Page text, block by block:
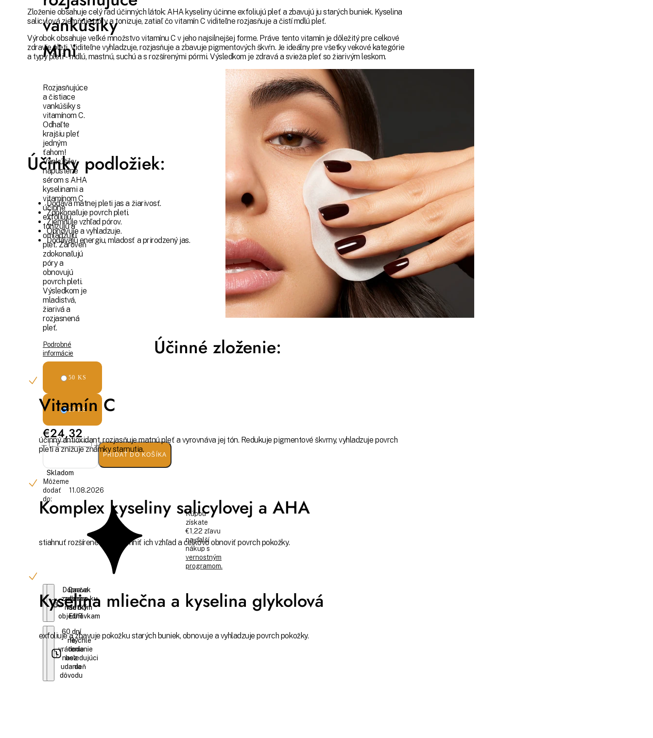
vankúšiky
Mini
Rozjasňujúce
a čistiace
vankúšiky s
vitamínom C.
Odhaľte
krajšiu pleť
jedným
ťahom!
Vankúšiky
napustené
sérom s AHA
kyselinami a
vitamínom C
účinne
exfoliujú,
tonizujú a
omladzujú
pleť. Zároveň
zdokonaľujú
póry a
obnovujú
povrch pleti.
Výsledkom je
mladistvá,
žiarivá a
rozjasnená
pleť.
Podrobné
informácie
50 KS
20 KS
€24,32
PRIDAŤ DO KOŠÍKA
Skladom
Môžeme
dodať
do:
11.08.2026
Kúpou
získate
€1,22 zľavu
na ďalší
nákup s
vernostným
programom.
Darček
zadarmo ku
všetkým
objednávkam
Doprava
zdarma
nad 60
EUR
60 dní
na
vrátenie
bez
udania
dôvodu
Rýchle
dodanie
nasledujúci
deň
Zloženie obsahuje celý rad účinných látok: AHA kyseliny účinne exfoliujú pleť a zbavujú ju starých buniek. Kyselina
salicylová zjemňuje póry a tonizuje, zatiaľ čo vitamín C viditeľne rozjasňuje a čistí mdlú pleť.
Výrobok obsahuje veľké množstvo vitamínu C v jeho najsilnejšej forme. Práve tento vitamín je dôležitý pre celkové
zdravie pleti. Viditeľne vyhladzuje, rozjasňuje a zbavuje pigmentových škvŕn. Je ideálny pre všetky vekové kategórie
a typy pleti - mdlú, mastnú, suchú a s rozšírenými pórmi. Výsledkom je zdravá a svieža pleť so žiarivým leskom.
Účinky podložiek:
Dodáva matnej pleti jas a žiarivosť.
Zdokonaľuje povrch pleti.
Zjemňuje vzhľad pórov.
Obnovuje a vyhladzuje.
Dodávajú energiu, mladosť a prirodzený jas.
Účinné zloženie:
Vitamín C
účinný antioxidant, rozjasňuje matnú pleť a vyrovnáva jej tón. Redukuje pigmentové škvrny, vyhladzuje povrch
pleti a znižuje známky starnutia.
Komplex kyseliny salicylovej a AHA
stiahnuť rozšírené póry, zjemniť ich vzhľad a celkovo obnoviť povrch pokožky.
Kyselina mliečna a kyselina glykolová
exfoliuje a zbavuje pokožku starých buniek, obnovuje a vyhladzuje povrch pokožky.